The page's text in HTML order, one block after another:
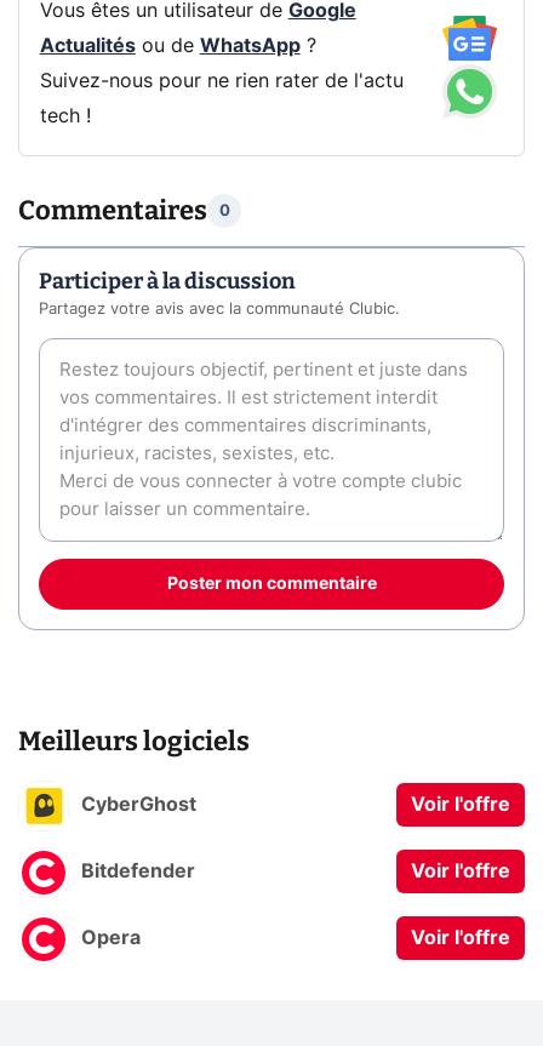
Vous êtes un utilisateur de Google
Actualitésou de WhatsApp?
Suivez-nous pour ne rien rater de l'actu
tech !
Commentaires 0
Participer à la discussion
Partagez votre avis avec la communauté Clubic.
Poster mon commentaire
Meilleurs logiciels
CyberGhost Voir l'offre
Bitdefender Voir l'offre
Opera Voir l'offre